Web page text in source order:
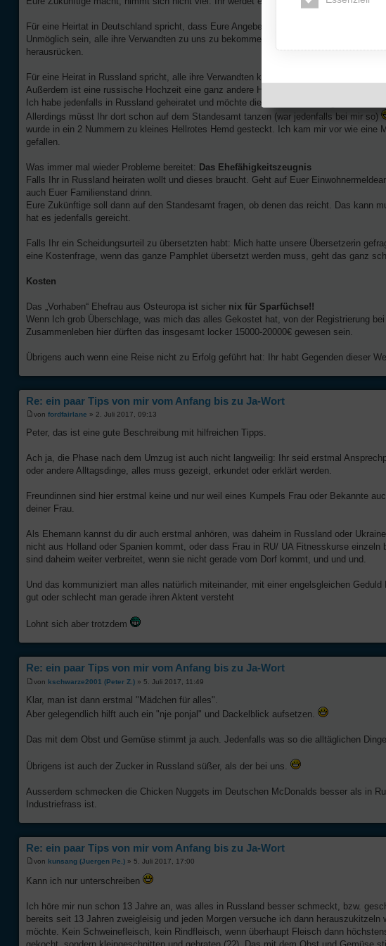
Für eine Heirtat in Deutschland spricht, dass Eure Angebetete normalerweise nach
Unmöglich sein, alle ihre Verwandten zu uns zu bekommen. Von den Kosten einmal
herausrücken.
Für eine Heirat in Russland spricht, alle ihre Verwandten können kommen und für
Außerdem ist eine russische Hochzeit eine ganz andere Hausnummer, als bei uns in
Ich habe jedenfalls in Russland geheiratet und möchte dieses Erlebnis auf gar keinen
Allerdings müsst Ihr dort schon auf dem Standesamt tanzen (war jedenfalls bei mir so)
wurde in ein 2 Nummern zu kleines Hellrotes Hemd gesteckt. Ich kam mir vor wie eine
gefallen.
Was immer mal wieder Probleme bereitet: Das Ehefähigkeitszeugnis
Falls Ihr in Russland heiraten wollt und dieses braucht. Geht auf Euer
auch Euer Familienstand drinn.
Eure Zukünftige soll dann auf den Standesamt fragen, ob denen das reicht. Das kann
hat es jedenfalls gereicht.
Falls Ihr ein Scheidungsurteil zu übersetzten habt: Mich hatte unsere Übersetzerin
eine Kostenfrage, wenn das ganze Pamphlet übersetzt werden muss, geht das ganz
Kosten
Das „Vorhaben“ Ehefrau aus Osteuropa ist sicher nix für Sparfüchse!!
Wenn Ich grob Überschlage, was mich das alles Gekostet hat, von der Registrierung
Zusammenleben hier dürften das insgesamt locker 15000-20000€ gewesen sein.
Übrigens auch wenn eine Reise nicht zu Erfolg geführt hat: Ihr habt Gegenden dieser
Re: ein paar Tips von mir vom Anfang bis zu Ja-Wort
von fordfairlane » 2. Juli 2017, 09:13
Peter, das ist eine gute Beschreibung mit hilfreichen Tipps.
Ach ja, die Phase nach dem Umzug ist auch nicht langweilig: Ihr seid erstmal
oder andere Alltagsdinge, alles muss gezeigt, erkundet oder erklärt werden.
Freundinnen sind hier erstmal keine und nur weil eines Kumpels Frau oder Bekannte
deiner Frau.
Als Ehemann kannst du dir auch erstmal anhören, was daheim in Russland oder
nicht aus Holland oder Spanien kommt, oder dass Frau in RU/ UA Fitnesskurse
sind daheim weiter verbreitet, wenn sie nicht gerade vom Dorf kommt, und und und.
Und das kommuniziert man alles natürlich miteinander, mit einer engelsgleichen
gut oder schlecht man gerade ihren Aktent versteht
Lohnt sich aber trotzdem
Re: ein paar Tips von mir vom Anfang bis zu Ja-Wort
von kschwarze2001 (Peter Z.) » 5. Juli 2017, 11:49
Klar, man ist dann erstmal "Mädchen für alles".
Aber gelegendlich hilft auch ein "nje ponjal" und Dackelblick aufsetzen.
Das mit dem Obst und Gemüse stimmt ja auch. Jedenfalls was so die alltäglichen
Übrigens ist auch der Zucker in Russland süßer, als der bei uns.
Ausserdem schmecken die Chicken Nuggets im Deutschen McDonalds besser als in
Industriefrass ist.
Re: ein paar Tips von mir vom Anfang bis zu Ja-Wort
von kunsang (Juergen Pe.) » 5. Juli 2017, 17:00
Kann ich nur unterschreiben
Ich höre mir nun schon 13 Jahre an, was alles in Russland besser schmeckt, bzw.
bereits seit 13 Jahren zweigleisig und jeden Morgen versuche ich dann
möchte. Kein Schweinefleisch, kein Rindfleisch, wenn überhaupt Fleisch dann